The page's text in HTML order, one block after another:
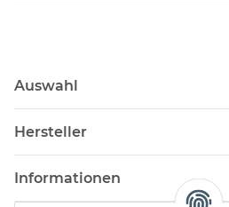
Auswahl
Hersteller
Informationen